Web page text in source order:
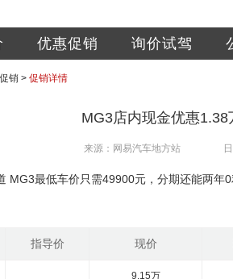
优惠促销 询价试驾
销 > 促销详情
MG3店内现金优惠1.38
来源：网易汽车地方站
MG3最低车价只需49900元，分期还能两年
指导价 现价
9.15万